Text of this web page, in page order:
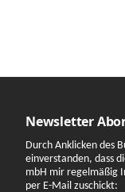
Newsletter
Durch Anklicken des
einverstanden, dass
mbH mir regelmäßig
per E-Mail zuschickt: